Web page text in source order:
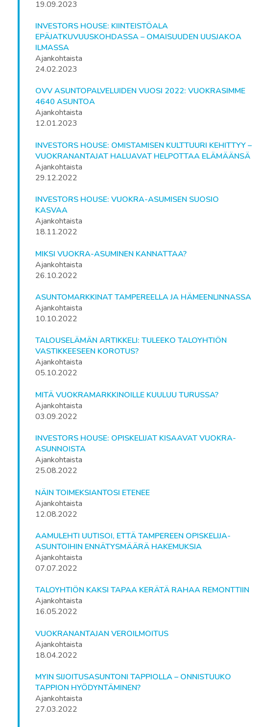
19.09.2023
INVESTORS HOUSE: KIINTEISTÖALA
EPÄJATKUVUUSKOHDASSA – OMAISUUDEN UUSJAKOA
ILMASSA
Ajankohtaista
24.02.2023
OVV ASUNTOPALVELUIDEN VUOSI 2022: VUOKRASIMME
4640 ASUNTOA
Ajankohtaista
12.01.2023
INVESTORS HOUSE: OMISTAMISEN KULTTUURI KEHITTYY –
VUOKRANANTAJAT HALUAVAT HELPOTTAA ELÄMÄÄNSÄ
Ajankohtaista
29.12.2022
INVESTORS HOUSE: VUOKRA-ASUMISEN SUOSIO
KASVAA
Ajankohtaista
18.11.2022
MIKSI VUOKRA-ASUMINEN KANNATTAA?
Ajankohtaista
26.10.2022
ASUNTOMARKKINAT TAMPEREELLA JA HÄMEENLINNASSA
Ajankohtaista
10.10.2022
TALOUSELÄMÄN ARTIKKELI: TULEEKO TALOYHTIÖN
VASTIKKEESEEN KOROTUS?
Ajankohtaista
05.10.2022
MITÄ VUOKRAMARKKINOILLE KUULUU TURUSSA?
Ajankohtaista
03.09.2022
INVESTORS HOUSE: OPISKELIJAT KISAAVAT VUOKRA-
ASUNNOISTA
Ajankohtaista
25.08.2022
NÄIN TOIMEKSIANTOSI ETENEE
Ajankohtaista
12.08.2022
AAMULEHTI UUTISOI, ETTÄ TAMPEREEN OPISKELIJA-
ASUNTOIHIN ENNÄTYSMÄÄRÄ HAKEMUKSIA
Ajankohtaista
07.07.2022
TALOYHTIÖN KAKSI TAPAA KERÄTÄ RAHAA REMONTTIIN
Ajankohtaista
16.05.2022
VUOKRANANTAJAN VEROILMOITUS
Ajankohtaista
18.04.2022
MYIN SIJOITUSASUNTONI TAPPIOLLA – ONNISTUUKO
TAPPION HYÖDYNTÄMINEN?
Ajankohtaista
27.03.2022